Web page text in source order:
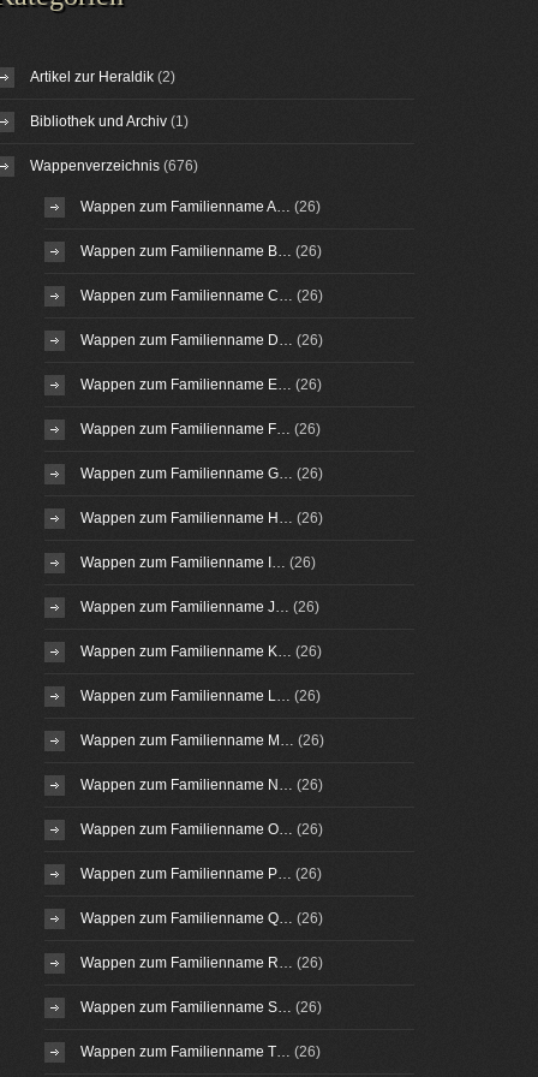
Artikel zur Heraldik(2)
Bibliothek und Archiv(1)
Wappenverzeichnis(676)
Wappen zum Familienname A… (26)
Wappen zum Familienname B… (26)
Wappen zum Familienname C… (26)
Wappen zum Familienname D… (26)
Wappen zum Familienname E… (26)
Wappen zum Familienname F… (26)
Wappen zum Familienname G… (26)
Wappen zum Familienname H… (26)
Wappen zum Familienname I… (26)
Wappen zum Familienname J… (26)
Wappen zum Familienname K… (26)
Wappen zum Familienname L… (26)
Wappen zum Familienname M… (26)
Wappen zum Familienname N… (26)
Wappen zum Familienname O… (26)
Wappen zum Familienname P… (26)
Wappen zum Familienname Q… (26)
Wappen zum Familienname R… (26)
Wappen zum Familienname S… (26)
Wappen zum Familienname T… (26)